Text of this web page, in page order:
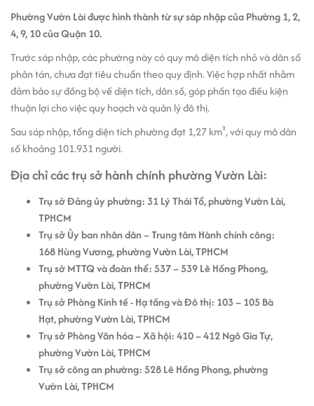
Phường Vườn Lài được hình thành từ sự sáp nhập của Phường 1, 2,
4, 9, 10 của Quận 10.
Trước sáp nhập, các phường này có quy mô diện tích nhỏ và dân số
phân tán, chưa đạt tiêu chuẩn theo quy định. Việc hợp nhất nhằm
đảm bảo sự đồng bộ về diện tích, dân số, góp phần tạo điều kiện
thuận lợi cho việc quy hoạch và quản lý đô thị.
Sau sáp nhập, tổng diện tích phường đạt 1,27 km², với quy mô dân
số khoảng 101.931 người.
Địa chỉ các trụ sở hành chính phường Vườn Lài:
Trụ sở Đảng ủy phường: 31 Lý Thái Tổ, phường Vườn Lài,
TPHCM
Trụ sở Ủy ban nhân dân – Trung tâm Hành chính công:
168 Hùng Vương, phường Vườn Lài, TPHCM
Trụ sở MTTQ và đoàn thể: 537 – 539 Lê Hồng Phong,
phường Vườn Lài, TPHCM
Trụ sở Phòng Kinh tế - Hạ tầng và Đô thị: 103 – 105 Bà
Hạt, phường Vườn Lài, TPHCM
Trụ sở Phòng Văn hóa – Xã hội: 410 – 412 Ngô Gia Tự,
phường Vườn Lài, TPHCM
Trụ sở công an phường: 528 Lê Hồng Phong, phường
Vườn Lài, TPHCM